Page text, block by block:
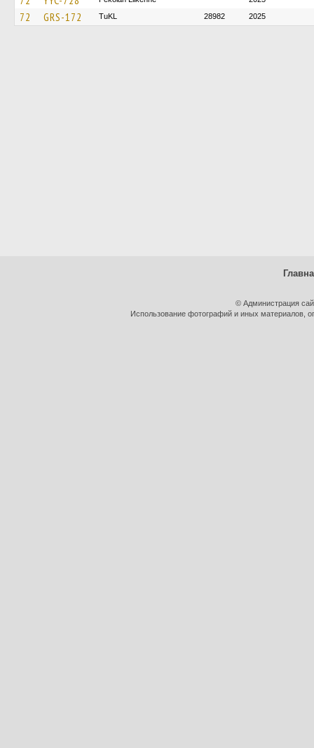
72 GRS-172 TuKL 28982 2025
© Администрация
Использование фотографий и иных материалов,